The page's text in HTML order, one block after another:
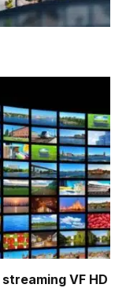
streaming VF HD